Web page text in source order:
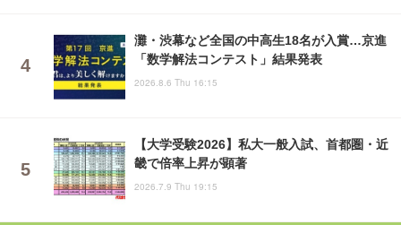
灘・渋幕など全国の中高生18名が入賞…京進
「数学解法コンテスト」結果発表
2026.8.6 Thu 16:15
【大学受験2026】私大一般入試、首都圏・近
畿で倍率上昇が顕著
2026.7.9 Thu 19:15